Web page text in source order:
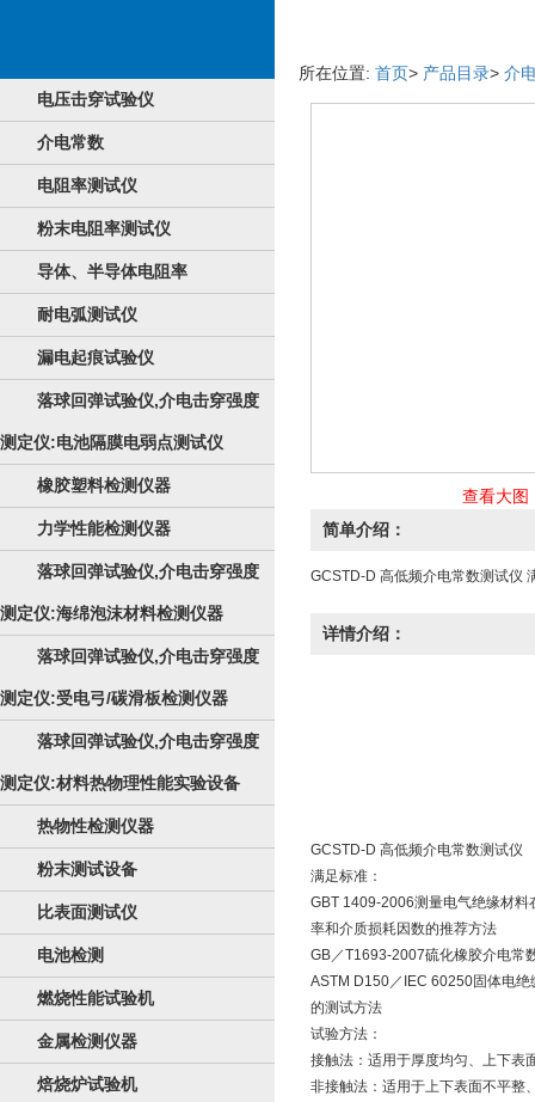
电压击穿试验仪
介电常数
电阻率测试仪
粉末电阻率测试仪
导体、半导体电阻率
耐电弧测试仪
漏电起痕试验仪
落球回弹试验仪,介电击穿强度
测定仪:电池隔膜电弱点测试仪
橡胶塑料检测仪器
力学性能检测仪器
落球回弹试验仪,介电击穿强度
测定仪:海绵泡沫材料检测仪器
落球回弹试验仪,介电击穿强度
测定仪:受电弓/碳滑板检测仪器
落球回弹试验仪,介电击穿强度
测定仪:材料热物理性能实验设备
热物性检测仪器
粉末测试设备
比表面测试仪
电池检测
燃烧性能试验机
金属检测仪器
焙烧炉试验机
所在位置: 首页> 产品目录> 介
查看大图
简单介绍：
GCSTD-D 高低频介电常数测试仪
详情介绍：
GCSTD-D 高低频介电常数测试仪
满足标准：
GBT 1409-2006测量电气绝缘材
率和介质损耗因数的推荐方法
GB／T1693-2007硫化橡胶介电常
ASTM D150／IEC 60250固体电
的测试方法
试验方法：
接触法：适用于厚度均匀、上下表
非接触法：适用于上下表面不平整